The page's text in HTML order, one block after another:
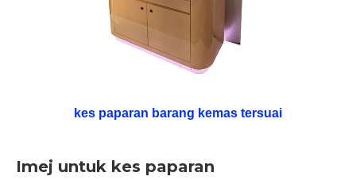
kes paparan barang kemas tersuai
Imej untuk kes paparan